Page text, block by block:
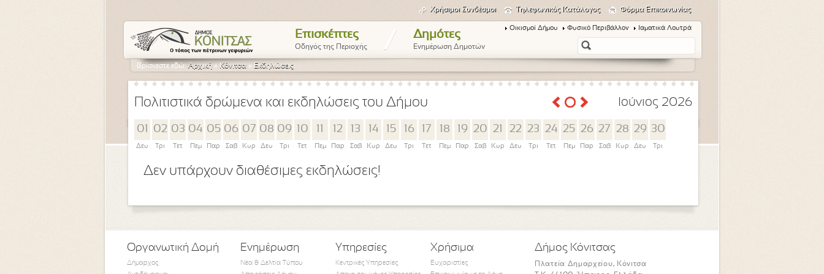
Χρήσιμοι Συνδέσμοι Τηλεφωνικός Κατάλογος Φόρμα Επικοινωνίας
Επισκέπτες
Οδηγός της Περιοχής / Δημότες
Ενημέρωση Δημοτών
Οικισμοί Δήμου Φυσικό Περιβάλλον Ιαματικά Λουτρά
Βρίσκεστε εδώ:Αρχική » Κόνιτσα » Εκδηλώσεις
Πολιτιστικά δρώμενα και εκδηλώσεις του Δήμου Ιούνιος 2026
01
Δευ
02
Τρι
03
Τετ
04
Πεμ
05
Παρ
06
Σαβ
07
Κυρ
08
Δευ
09
Τρι
10
Τετ Πεμ
12
Παρ
13
Σαβ
14
Κυρ
15
Δευ
16
Τρι
17
Τετ
18
Πεμ
19
Παρ
20
Σαβ
21
Κυρ
22
Δευ
23
Τρι
24
Τετ
25
Πεμ
26
Παρ
27
Σαβ
28
Κυρ
29
Δευ
30
Τρι
Δεν υπάρχουν διαθέσιμες εκδηλώσεις!
Οργανωτική Δομή
Δήμαρχος
Ενημέρωση
Νέα & Δελτία Τύπου
Υπηρεσίες
Κεντρικές Υπηρεσίες
Χρήσιμα
Ευχαριστίες
Δήμος Κόνιτσας
Πλατεία Δημαρχείου, Κόνιτσα